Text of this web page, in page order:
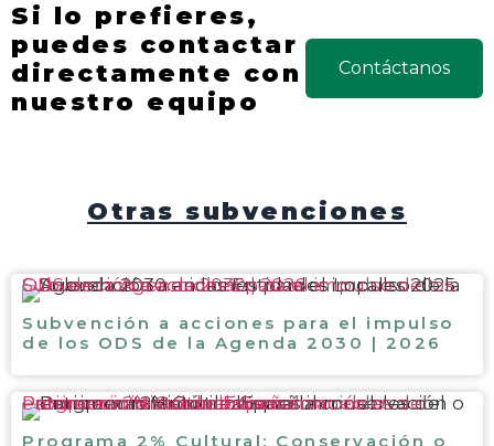
Si lo prefieres,
puedes contactar
directamente con
nuestro equipo
Contáctanos
Otras subvenciones
Subvención a acciones para el impulso de los ODS de la Agenda 2030 | 2026
Subvención a acciones para el impulso
de los ODS de la Agenda 2030 | 2026
Programa 2% Cultural: Conservación o enriquecimiento de bienes inmuebles del Patrimonio Histórico Español
Programa 2% Cultural: Conservación o